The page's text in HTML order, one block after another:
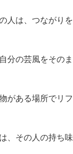
人は、つながりを
分の芸風をそのま
がある場所でリフ
、その人の持ち味